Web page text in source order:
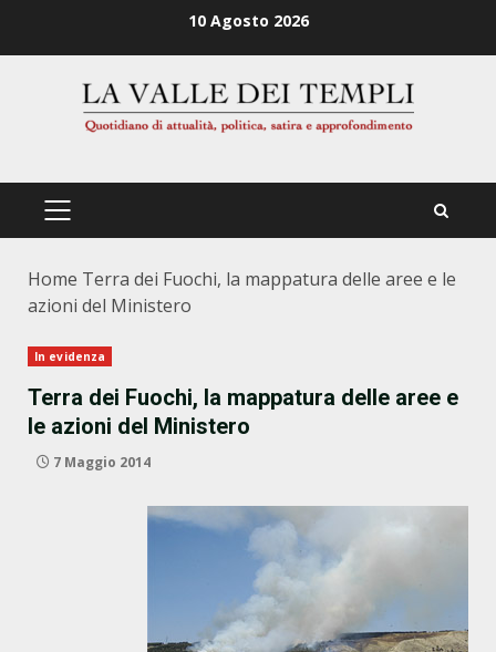
10 Agosto 2026
PRIMÄRES
Home Terra dei Fuochi, la mappatura delle aree e le
azioni del Ministero
In evidenza
Terra dei Fuochi, la mappatura delle aree e
le azioni del Ministero
7 Maggio 2014